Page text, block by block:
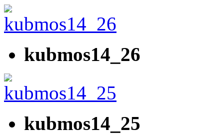
kubmos14_26
kubmos14_25